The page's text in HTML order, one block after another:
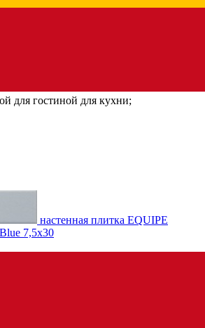
для гостиной для кухни;
настенная плитка EQUIPE
7,5x30